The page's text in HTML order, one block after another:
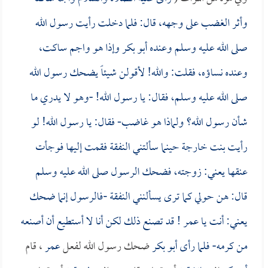
وأثر الغضب على وجهه، قال: فلما دخلت رأيت رسول الله
صلى الله عليه وسلم وعندهأبو بكروإذا هو واجم ساكت،
وعنده نساؤه، فقلت: والله! لأقولن شيئاً يضحك رسول الله
صلى الله عليه وسلم، فقال: يا رسول الله! -وهو لا يدري ما
شأن رسول الله؟ ولماذا هو غاضب- فقال: يا رسول الله! لو
رأيتبنت خارجةحينما سألتني النفقة فقمت إليها فوجأت
عنقها يعني: زوجته، فضحك الرسول صلى الله عليه وسلم
قال: هن حولي كما ترى يسألنني النفقة -فالرسول إنما ضحك
يعني: أنت ياعمر! قد تصنع ذلك لكن أنا لا أستطيع أن أصنعه
من كرمه- فلما رأىأبو بكرضحك رسول الله لفعلعمر، قام